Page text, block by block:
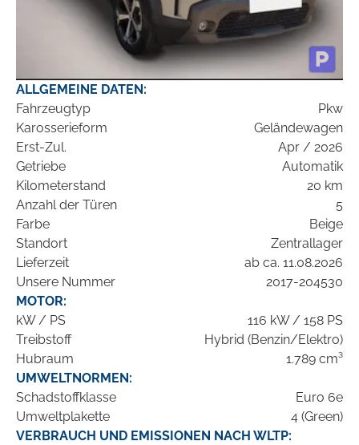
ALLGEMEINE DATEN:
Fahrzeugtyp
Pkw
Karosserieform
Geländewagen
Erst-Zul.
Apr / 2026
Getriebe
Automatik
Kilometerstand
20 km
Anzahl der Türen
5
Farbe
Beige
Standort
Zentrallager
Lieferzeit
ab ca. 11.08.2026
Unsere Nummer
2017-204530
MOTOR:
kW / PS
116 kW / 158 PS
Treibstoff
Hybrid (Benzin/Elektro)
Hubraum
1.789 cm³
UMWELTNORMEN:
Schadstoffklasse
Euro 6e
Umweltplakette
4 (Green)
VERBRAUCH UND EMISSIONEN NACH WLTP: